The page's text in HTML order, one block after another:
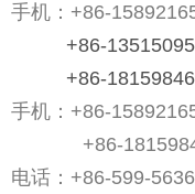
手机： +86-
+86-
+86-
手机： +86-
+86-
电话： +86-599-